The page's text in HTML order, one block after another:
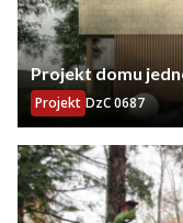
Projekt domu
Projekt DzC 0687